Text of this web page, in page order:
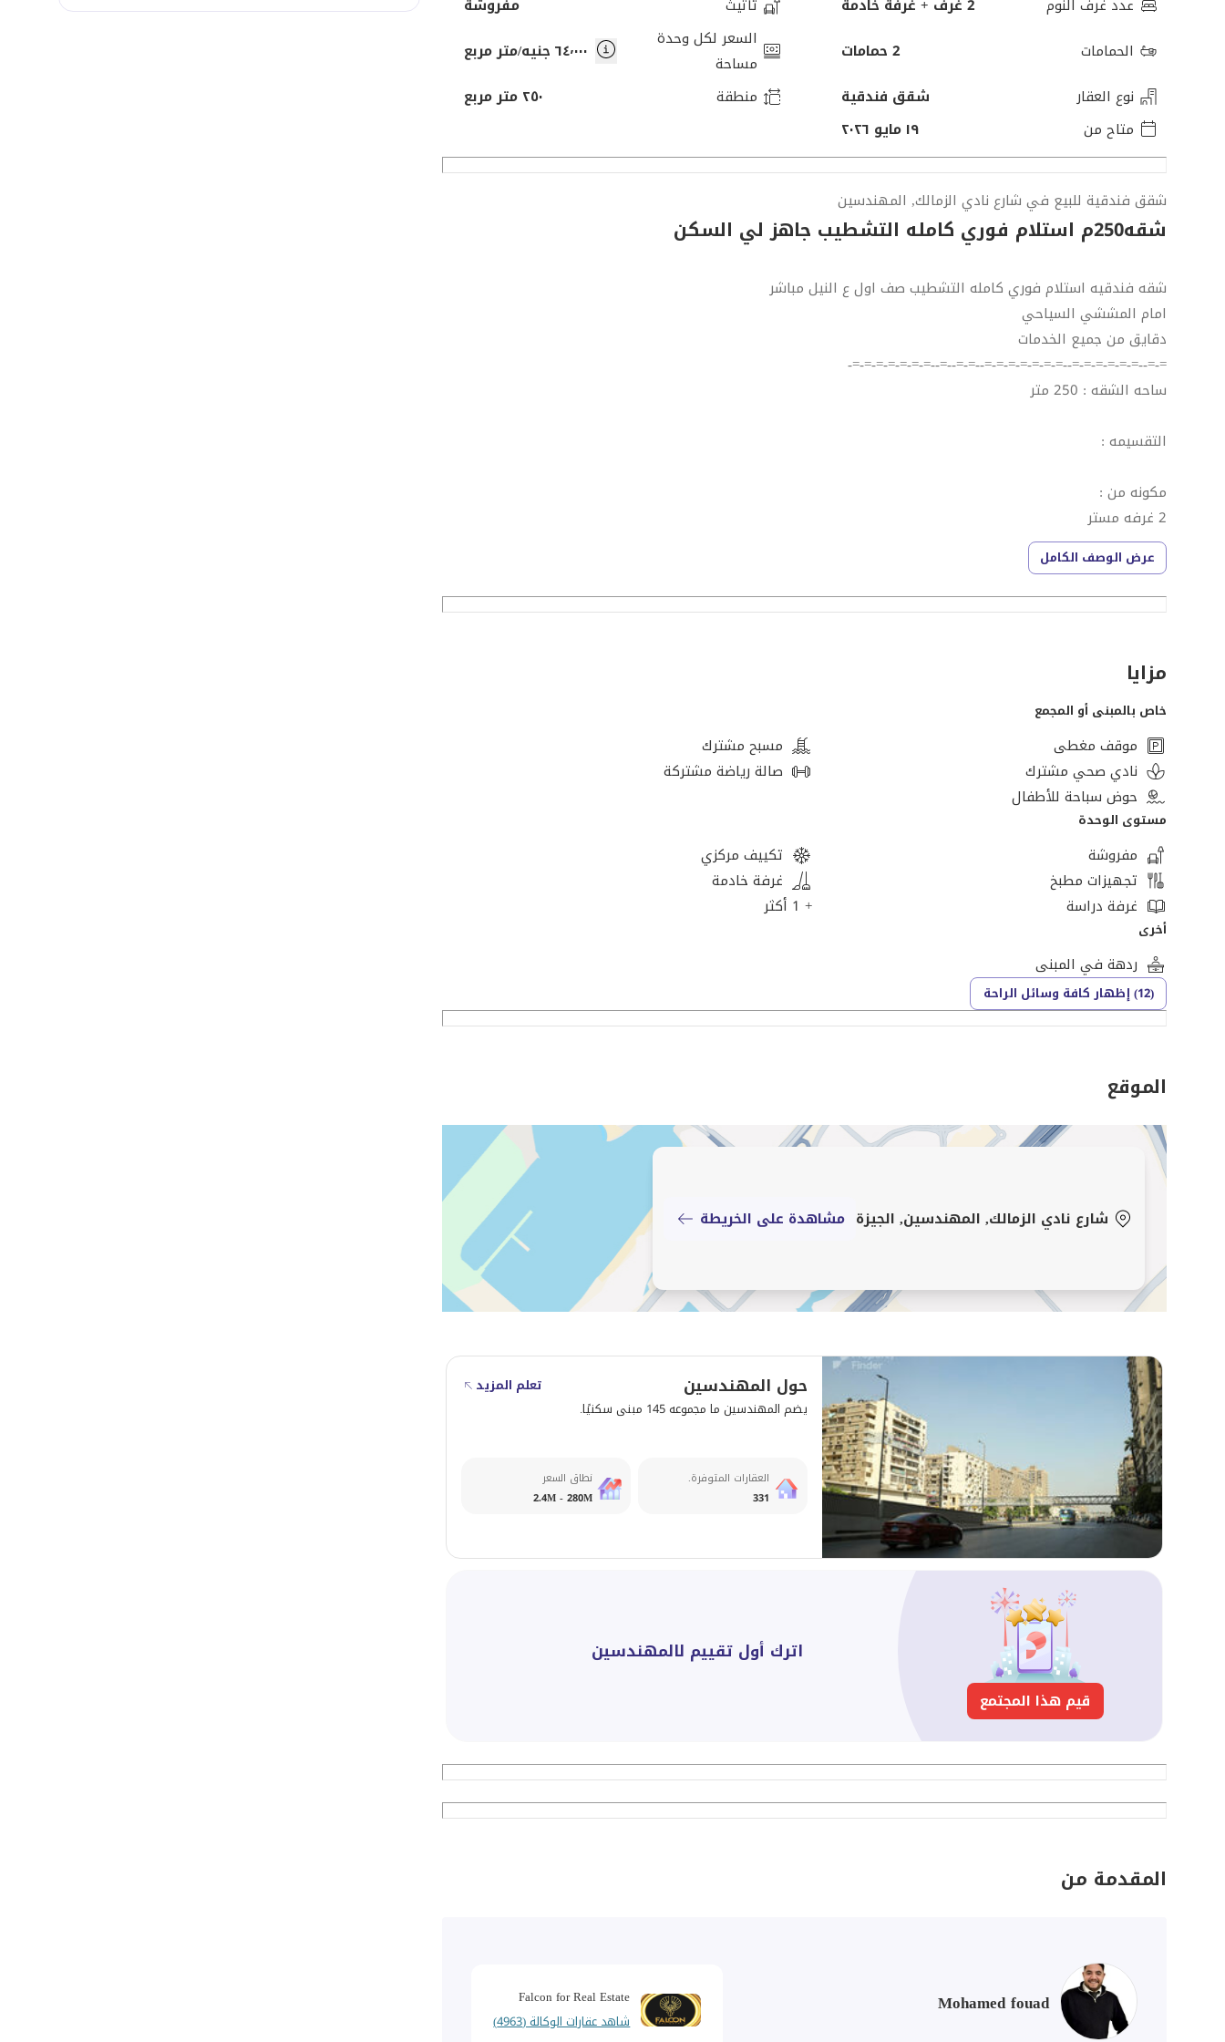
عدد غرف النوم
2 غرف + غرفة خادمة
الحمامات
2 حمامات
نوع العقار
شقق فندقية
متاح من
١٩ مايو ٢٠٢٦
تأثيث
مفروشة
السعر لكل وحدة
مساحة
٦٤٬٠٠٠ جنيه/متر مربع
منطقة
٢٥٠ متر مربع
شقق فندقية للبيع في شارع نادي الزمالك, المهندسين
شقه250م استلام فوري كامله التشطيب جاهز لي السكن
شقه فندقيه استلام فوري كامله التشطيب صف اول ع النيل مباشر
امام المششي السياحي
دقايق من جميع الخدمات
=-=--=-=-=-=-=-=--=-=-=-=-=-=-=--=-=--=--=-=-=-=-=-=-=-
ساحه الشقه : 250 متر
التقسيمه :
مكونه من :
2 غرفه مستر
2 حمام
ريسبشن
مطبخ
تيراس ع فيو بنورامي ع النيل مباشر
للتواصل فون + واتساب : [تم إخفاء بيانات الاتصال]
عرض الوصف الكامل
مزايا
خاص بالمبنى أو المجمع
موقف مغطى
مسبح مشترك
نادي صحي مشترك
صالة رياضة مشتركة
حوض سباحة للأطفال
مستوى الوحدة
مفروشة
تكييف مركزي
تجهيزات مطبخ
غرفة خادمة
غرفة دراسة
+ 1 أكثر
أخرى
ردهة في المبنى
(12) إظهار كافة وسائل الراحة
الموقع
شارع نادي الزمالك, المهندسين, الجيزة مشاهدة على الخريطة
حول المهندسين
تعلم المزيد
يضم المهندسين ما مجموعه 145 مبنى سكنيًا.
العقارات المتوفرة.
331
نطاق السعر
2.4M - 280M
اترك أول تقييم لالمهندسين
قيم هذا المجتمع
المقدمة من
Mohamed fouad
Falcon for Real Estate
شاهد عقارات الوكالة (4963)